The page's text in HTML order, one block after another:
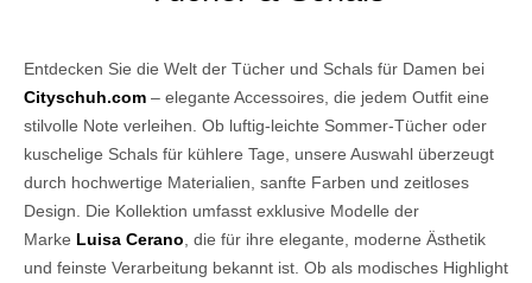
Entdecken Sie die Welt der Tücher und Schals für Damen bei
Cityschuh.com – elegante Accessoires, die jedem Outfit eine
stilvolle Note verleihen. Ob luftig-leichte Sommer-Tücher oder
kuschelige Schals für kühlere Tage, unsere Auswahl überzeugt
durch hochwertige Materialien, sanfte Farben und zeitloses
Design. Die Kollektion umfasst exklusive Modelle der
Marke Luisa Cerano , die für ihre elegante, moderne Ästhetik
und feinste Verarbeitung bekannt ist. Ob als modisches Highlight